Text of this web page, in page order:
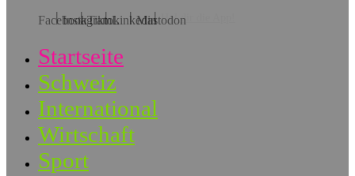
Hol dir die App!
Startseite
Schweiz
International
Wirtschaft
Sport